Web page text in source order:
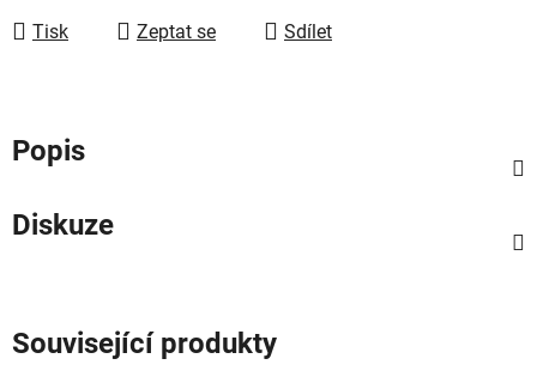
Tisk Zeptat se Sdílet
Popis
Diskuze
Související produkty